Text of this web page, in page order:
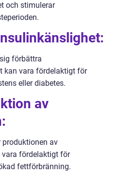
och stimulerar
förbättra
kan vara fördelaktigt för
eller diabetes.
av
produktionen av
fördelaktigt för
fettförbränning.